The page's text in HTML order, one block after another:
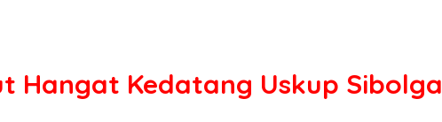
Hangat Kedatang Uskup Sibolga